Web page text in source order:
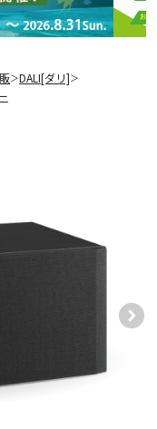
＞DALI[ダリ]＞